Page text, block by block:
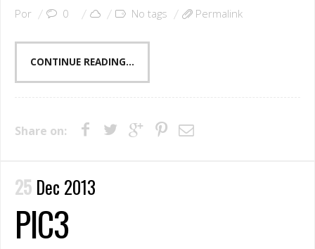
Por 0 No tags Permalink
CONTINUE READING...
Share on:
25 Dec 2013
PIC3